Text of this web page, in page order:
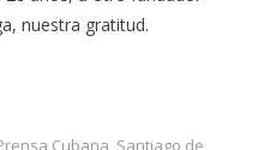
nuestra gratitud.
Cubana Santiago de